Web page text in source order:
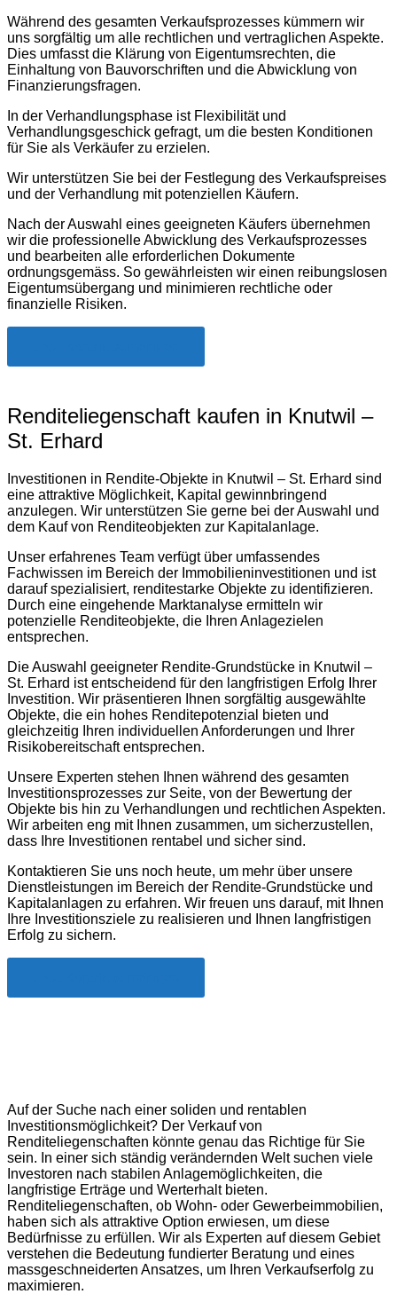
Während des gesamten Verkaufsprozesses kümmern wir
uns sorgfältig um alle rechtlichen und vertraglichen Aspekte.
Dies umfasst die Klärung von Eigentumsrechten, die
Einhaltung von Bauvorschriften und die Abwicklung von
Finanzierungsfragen.
In der Verhandlungsphase ist Flexibilität und
Verhandlungsgeschick gefragt, um die besten Konditionen
für Sie als Verkäufer zu erzielen.
Wir unterstützen Sie bei der Festlegung des Verkaufspreises
und der Verhandlung mit potenziellen Käufern.
Nach der Auswahl eines geeigneten Käufers übernehmen
wir die professionelle Abwicklung des Verkaufsprozesses
und bearbeiten alle erforderlichen Dokumente
ordnungsgemäss. So gewährleisten wir einen reibungslosen
Eigentumsübergang und minimieren rechtliche oder
finanzielle Risiken.
Renditeliegenschaft kaufen in Knutwil –
St. Erhard
Investitionen in Rendite-Objekte in Knutwil – St. Erhard sind
eine attraktive Möglichkeit, Kapital gewinnbringend
anzulegen. Wir unterstützen Sie gerne bei der Auswahl und
dem Kauf von Renditeobjekten zur Kapitalanlage.
Unser erfahrenes Team verfügt über umfassendes
Fachwissen im Bereich der Immobilieninvestitionen und ist
darauf spezialisiert, renditestarke Objekte zu identifizieren.
Durch eine eingehende Marktanalyse ermitteln wir
potenzielle Renditeobjekte, die Ihren Anlagezielen
entsprechen.
Die Auswahl geeigneter Rendite-Grundstücke in Knutwil –
St. Erhard ist entscheidend für den langfristigen Erfolg Ihrer
Investition. Wir präsentieren Ihnen sorgfältig ausgewählte
Objekte, die ein hohes Renditepotenzial bieten und
gleichzeitig Ihren individuellen Anforderungen und Ihrer
Risikobereitschaft entsprechen.
Unsere Experten stehen Ihnen während des gesamten
Investitionsprozesses zur Seite, von der Bewertung der
Objekte bis hin zu Verhandlungen und rechtlichen Aspekten.
Wir arbeiten eng mit Ihnen zusammen, um sicherzustellen,
dass Ihre Investitionen rentabel und sicher sind.
Kontaktieren Sie uns noch heute, um mehr über unsere
Dienstleistungen im Bereich der Rendite-Grundstücke und
Kapitalanlagen zu erfahren. Wir freuen uns darauf, mit Ihnen
Ihre Investitionsziele zu realisieren und Ihnen langfristigen
Erfolg zu sichern.
Auf der Suche nach einer soliden und rentablen
Investitionsmöglichkeit? Der Verkauf von
Renditeliegenschaften könnte genau das Richtige für Sie
sein. In einer sich ständig verändernden Welt suchen viele
Investoren nach stabilen Anlagemöglichkeiten, die
langfristige Erträge und Werterhalt bieten.
Renditeliegenschaften, ob Wohn- oder Gewerbeimmobilien,
haben sich als attraktive Option erwiesen, um diese
Bedürfnisse zu erfüllen. Wir als Experten auf diesem Gebiet
verstehen die Bedeutung fundierter Beratung und eines
massgeschneiderten Ansatzes, um Ihren Verkaufserfolg zu
maximieren.